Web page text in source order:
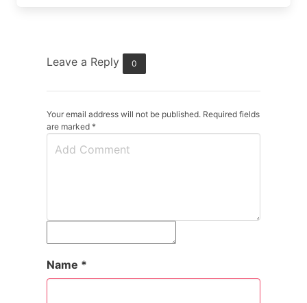
Leave a Reply 0
Your email address will not be published. Required fields
are marked *
Name *